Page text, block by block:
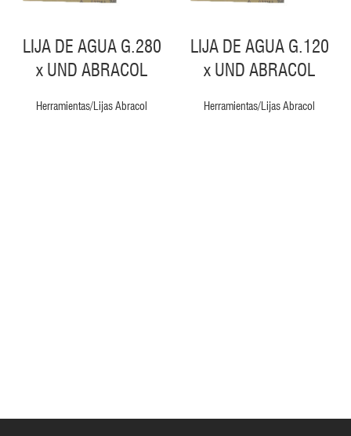
LIJA DE AGUA G.280
x UND ABRACOL
Herramientas/Lijas Abracol
LIJA DE AGUA G.120
x UND ABRACOL
Herramientas/Lijas Abracol